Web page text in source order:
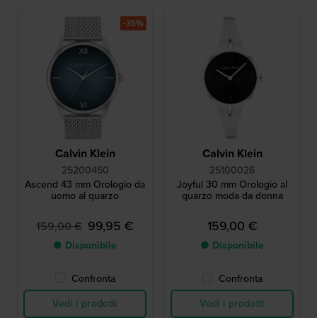
Calvin Klein
25200450
Ascend 43 mm Orologio da
uomo al quarzo
159,00 € 99,95 €
● Disponibile
Confronta
Vedi i prodotti
-35%
Calvin Klein
25100026
Joyful 30 mm Orologio al
quarzo moda da donna
159,00 €
● Disponibile
Confronta
Vedi i prodotti